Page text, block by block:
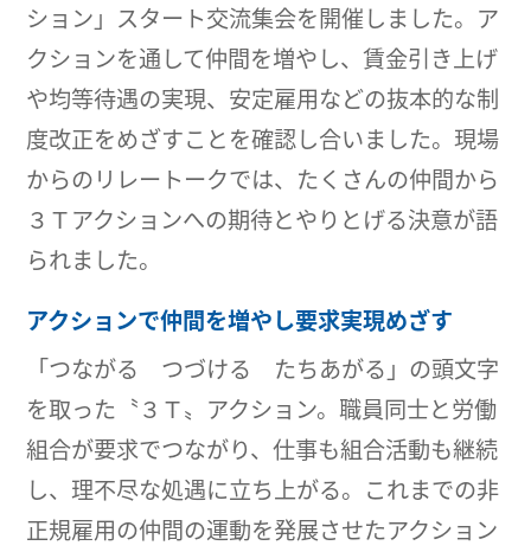
ション」スタート交流集会を開催しました。ア
クションを通して仲間を増やし、賃金引き上げ
や均等待遇の実現、安定雇用などの抜本的な制
度改正をめざすことを確認し合いました。現場
からのリレートークでは、たくさんの仲間から
３Ｔアクションへの期待とやりとげる決意が語
られました。
アクションで仲間を増やし要求実現めざす
「つながる つづける たちあがる」の頭文字
を取った〝３Ｔ〟アクション。職員同士と労働
組合が要求でつながり、仕事も組合活動も継続
し、理不尽な処遇に立ち上がる。これまでの非
正規雇用の仲間の運動を発展させたアクション